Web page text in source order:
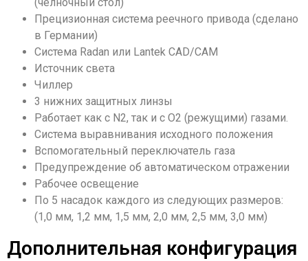
Прецизионная система реечного привода (сделано
в Германии)
Система Radan или Lantek CAD/CAM
Источник света
Чиллер
3 нижних защитных линзы
Работает как с N2, так и с O2 (режущими) газами.
Система выравнивания исходного положения
Вспомогательный переключатель газа
Предупреждение об автоматическом отражении
Рабочее освещение
По 5 насадок каждого из следующих размеров:
(1,0 мм, 1,2 мм, 1,5 мм, 2,0 мм, 2,5 мм, 3,0 мм)
Дополнительная конфигурация